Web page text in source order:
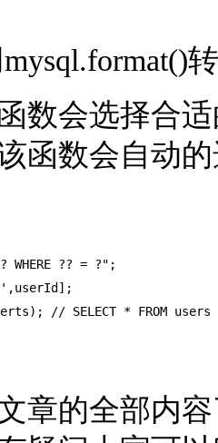
函数会选择
函数会自动
WHERE ?? = ?";
// SELECT * FROM users
章的全部内